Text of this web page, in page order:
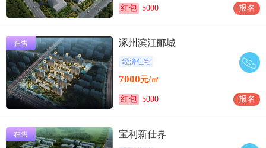
红包 5000 报名
在售 涿州滨江郦城
经济住宅
7000元/㎡
红包 5000 报名
在售 宝利新仕界